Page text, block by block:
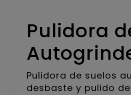
Pulidora
Pulidora de suelos
desbaste y pulido